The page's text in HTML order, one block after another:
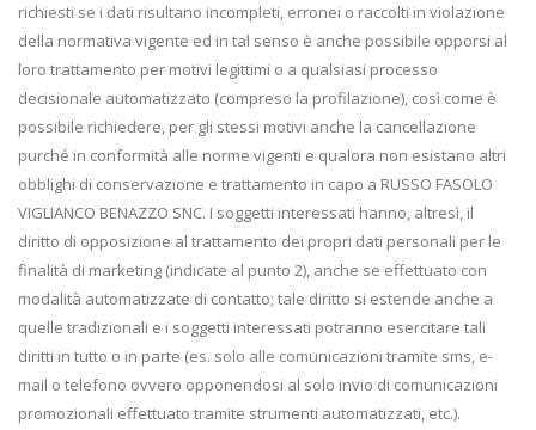
richiesti se i dati risultano incompleti, erronei o raccolti in violazione
della normativa vigente ed in tal senso è anche possibile opporsi al
loro trattamento per motivi legittimi o a qualsiasi processo
decisionale automatizzato (compreso la profilazione), così come è
possibile richiedere, per gli stessi motivi anche la cancellazione
purché in conformità alle norme vigenti e qualora non esistano altri
obblighi di conservazione e trattamento in capo a RUSSO FASOLO
VIGLIANCO BENAZZO SNC. I soggetti interessati hanno, altresì, il
diritto di opposizione al trattamento dei propri dati personali per le
finalità di marketing (indicate al punto 2), anche se effettuato con
modalità automatizzate di contatto; tale diritto si estende anche a
quelle tradizionali e i soggetti interessati potranno esercitare tali
diritti in tutto o in parte (es. solo alle comunicazioni tramite sms, e-
mail o telefono ovvero opponendosi al solo invio di comunicazioni
promozionali effettuato tramite strumenti automatizzati, etc.).